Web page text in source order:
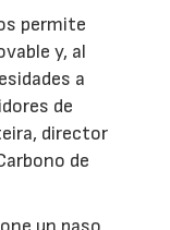
permite
y, al
a
de
director
de